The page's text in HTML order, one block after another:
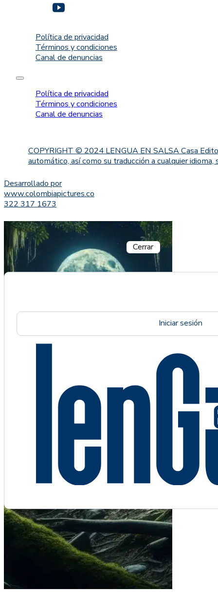
Política de privacidad
Términos y condiciones
Canal de denuncias
Política de privacidad
Términos y condiciones
Canal de denuncias
COPYRIGHT © 2024 LENGUA EN SALSA Casa
automático, así como su traducción a cualquier
Desarrollado por
www.colombiapictures.co
322 317 1673
Cerrar
Iniciar sesión